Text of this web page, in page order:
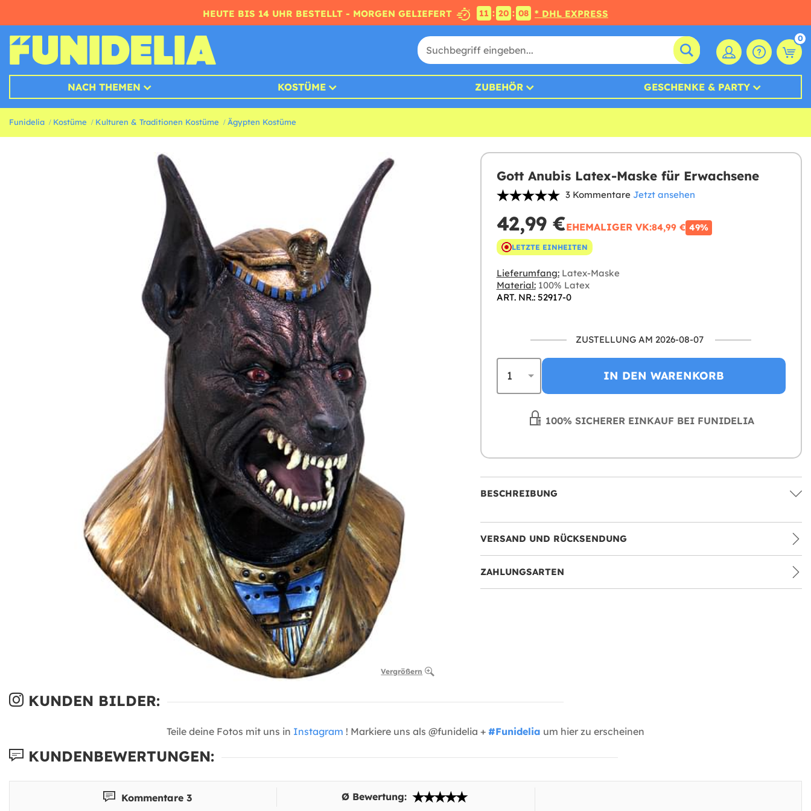
HEUTE BIS 14 UHR BESTELLT - MORGEN GELIEFERT 11 : 20 : 07 * DHL EXPRESS
0
NACH THEMEN KOSTÜME ZUBEHÖR GESCHENKE & PARTY
Funidelia Kostüme Kulturen & Traditionen Kostüme Ägypten Kostüme
Vergrößern
Gott Anubis Latex-Maske für Erwachsene
3 Kommentare Jetzt ansehen
42,99 €EHEMALIGER VK:84,99 € 49%
LETZTE EINHEITEN
Lieferumfang:Latex-Maske
Material:100% Latex
ART. NR.: 52917-0
ZUSTELLUNG AM 2026-08-07
IN DEN WARENKORB
100% SICHERER EINKAUF BEI FUNIDELIA
BESCHREIBUNG
VERSAND UND RÜCKSENDUNG
ZAHLUNGSARTEN
KUNDEN BILDER:
Teile deine Fotos mit uns in Instagram ! Markiere uns als @funidelia + #Funidelia um hier zu erscheinen
KUNDENBEWERTUNGEN:
Kommentare 3 Ø Bewertung: